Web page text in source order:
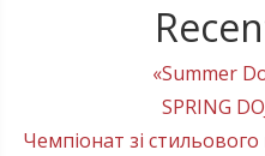
«Summer
SPRING
Чемпіонат зі